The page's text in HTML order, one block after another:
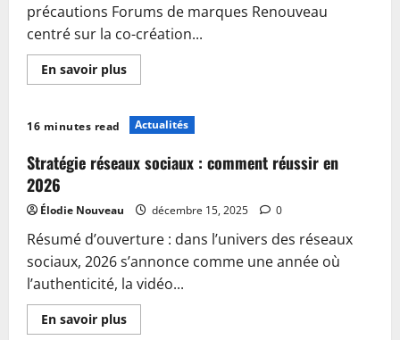
précautions Forums de marques Renouveau
centré sur la co-création...
En savoir plusEn
savoir
Stratégies
de
management
mémorables
marques
en
2026
16 minutes read Actualités
Stratégie réseaux sociaux : comment réussir en
2026
Élodie Nouveau décembre 15, 2025 0
Résumé d’ouverture : dans l’univers des réseaux
sociaux, 2026 s’annonce comme une année où
l’authenticité, la vidéo...
En savoir plusEn
savoir